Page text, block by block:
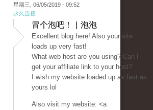
星期三, 06/05/2019 - 09:52
永久连接
冒个泡吧！ | 泡泡
Excellent blog here! Also your site
loads up very fast!
What web host are you using? Can I
get your affiliate link to your host?
I wish my website loaded up as fast as
yours lol
Also visit my website: <a